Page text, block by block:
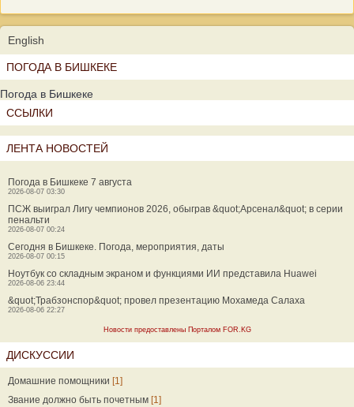
English
ПОГОДА В БИШКЕКЕ
Погода в Бишкеке
ССЫЛКИ
ЛЕНТА НОВОСТЕЙ
Погода в Бишкеке 7 августа
2026-08-07 03:30
ПСЖ выиграл Лигу чемпионов 2026, обыграв &quot;Арсенал&quot; в серии
пенальти
2026-08-07 00:24
Сегодня в Бишкеке. Погода, мероприятия, даты
2026-08-07 00:15
Ноутбук со складным экраном и функциями ИИ представила Huawei
2026-08-06 23:44
&quot;Трабзонспор&quot; провел презентацию Мохамеда Салаха
2026-08-06 22:27
Новости предоставлены Порталом FOR.KG
ДИСКУССИИ
Домашние помощники [1]
Звание должно быть почетным [1]